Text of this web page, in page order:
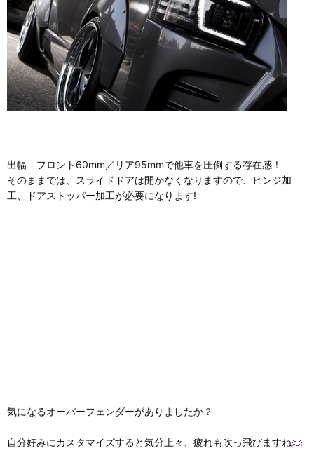
出幅 フロント60mm／リア95mmで他車を圧倒する存在感！
そのままでは、スライドドアは開かなくなりますので、ヒンジ加
工、ドアストッパー加工が必要になります!
気になるオーバーフェンダーがありましたか？
自分好みにカスタマイズすると気分上々、疲れも吹っ飛びますね